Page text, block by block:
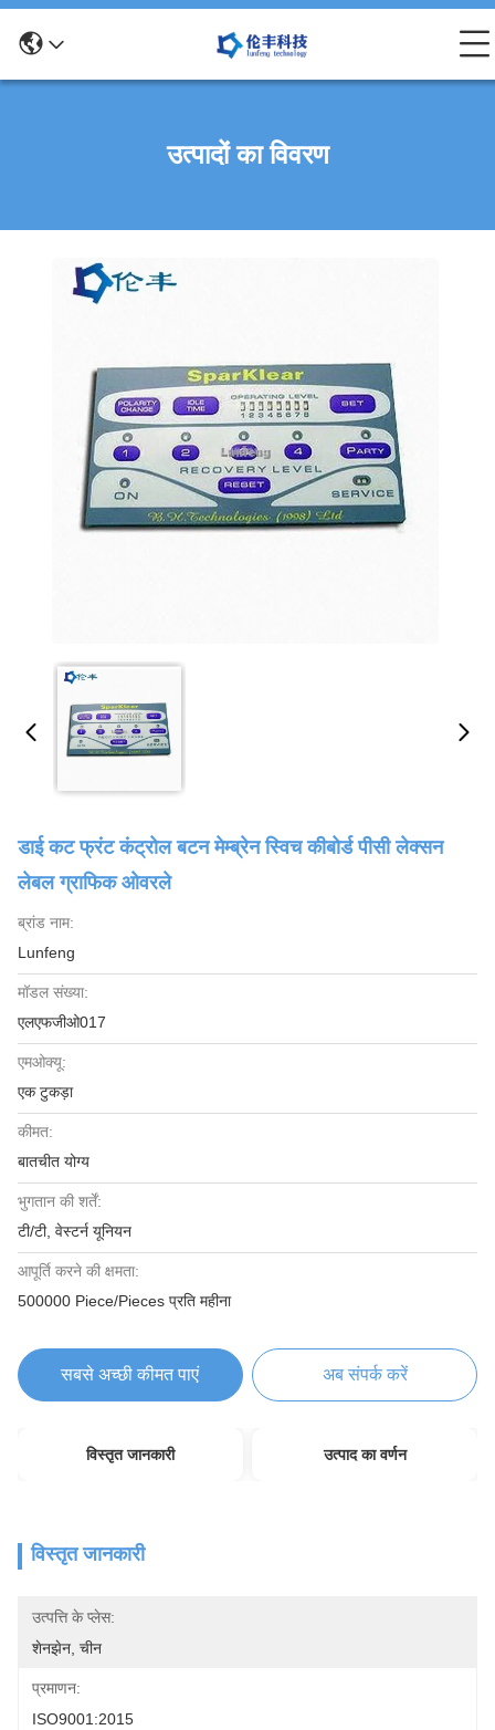
उत्पादों का विवरण
डाई कट फ्रंट कंट्रोल बटन मेम्ब्रेन स्विच कीबोर्ड पीसी लेक्सन
लेबल ग्राफिक ओवरले
ब्रांड नाम:
Lunfeng
मॉडल संख्या:
एलएफजीओ017
एमओक्यू:
एक टुकड़ा
कीमत:
बातचीत योग्य
भुगतान की शर्तें:
टी/टी, वेस्टर्न यूनियन
आपूर्ति करने की क्षमता:
500000 Piece/Pieces प्रति महीना
सबसे अच्छी कीमत पाएं अब संपर्क करें
विस्तृत जानकारी उत्पाद का वर्णन
विस्तृत जानकारी
उत्पत्ति के प्लेस:
शेनझेन, चीन
प्रमाणन:
ISO9001:2015